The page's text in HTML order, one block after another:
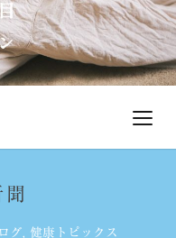
グ, 健康トピックス